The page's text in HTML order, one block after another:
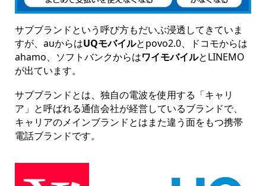
サブブランドという呼び方もだいぶ浸透してきていま
すが、 auからはUQモバイルとpovo2.0、ドコモからは
ahamo、ソフトバンクからはワイモバイルとLINEMO
が出ています。
サブブランドとは、独自の電波を使用する「キャリ
ア」と呼ばれる通信会社が経営しているブランドで、
キャリアのメインブランドとはまた違う面をもつ携帯
電話ブランドです。